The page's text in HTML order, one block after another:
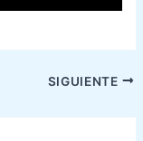
SIGUIENTE